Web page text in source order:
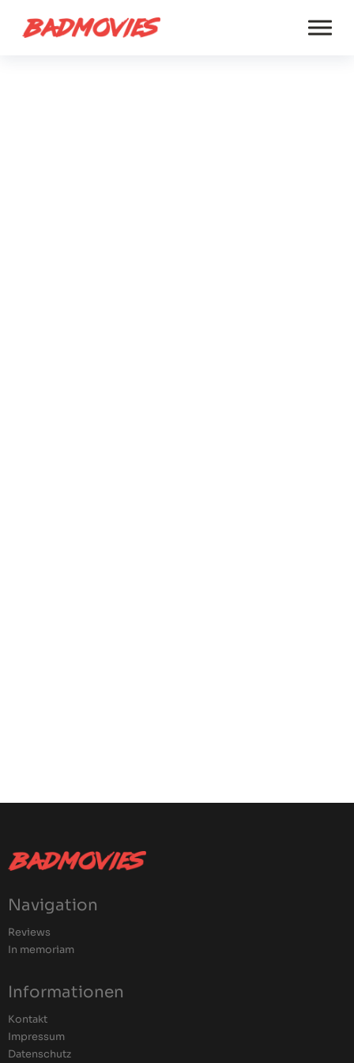
Navigation
Reviews
In memoriam
Informationen
Kontakt
Impressum
Datenschutz